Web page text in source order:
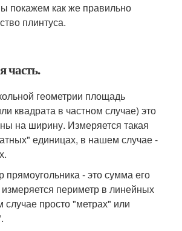
покажем как же правильно
плинтуса.
часть.
геометрии площадь
квадрата в частном случае) это
на ширину. Измеряется такая
единицах, в нашем случае -
прямоугольника - это сумма его
периметр в линейных
просто "метрах" или